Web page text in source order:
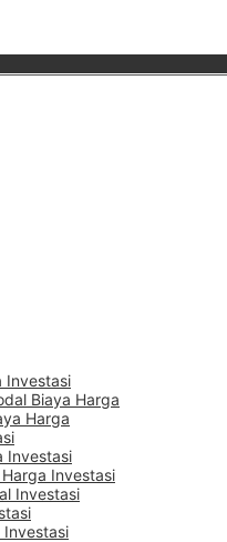
Investasi
Biaya Harga
Harga
Investasi
Investasi
Investasi
Investasi